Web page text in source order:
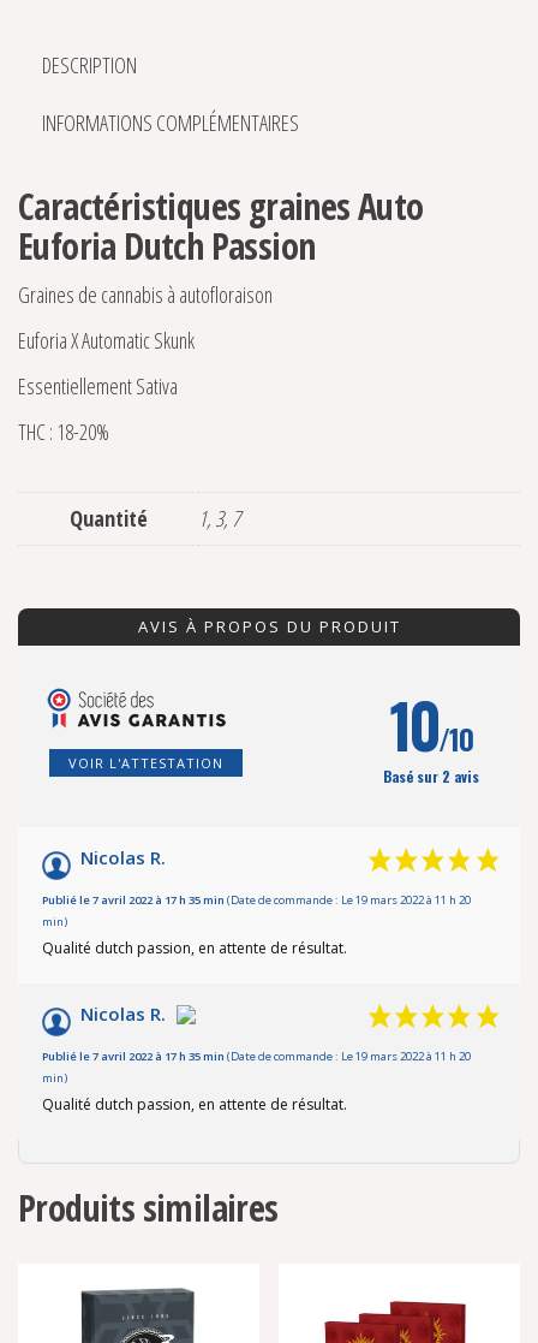
DESCRIPTION
INFORMATIONS COMPLÉMENTAIRES
Caractéristiques graines Auto
Euforia Dutch Passion
Graines de cannabis à autofloraison
Euforia X Automatic Skunk
Essentiellement Sativa
THC : 18-20%
Quantité 1, 3, 7
AVIS À PROPOS DU PRODUIT
VOIR L'ATTESTATION 10/10
Basé sur 2 avis
Nicolas R.
Publié le 7 avril 2022 à 17 h 35 min (Date de commande : Le 19 mars 2022 à 11 h 20
min)
Qualité dutch passion, en attente de résultat.
Nicolas R.
Publié le 7 avril 2022 à 17 h 35 min (Date de commande : Le 19 mars 2022 à 11 h 20
min)
Qualité dutch passion, en attente de résultat.
Produits similaires